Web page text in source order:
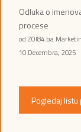
Odluka o
procese
od ZOI84.ba
10 Decembra, 2025
Pogledaj